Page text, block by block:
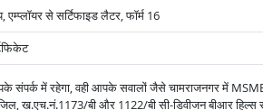
एम्प्लॉयर से सर्टिफाइड लैटर, फॉर्म 16
संपर्क में रहेगा, वही आपके सवालों जैसे चामराजनगर में
ख.एच.नं.1173/बी और 1122/बी सी-डिवीजन बीआर हिल्स